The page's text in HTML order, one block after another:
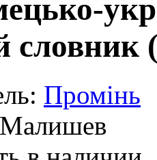
словник
Промiнь